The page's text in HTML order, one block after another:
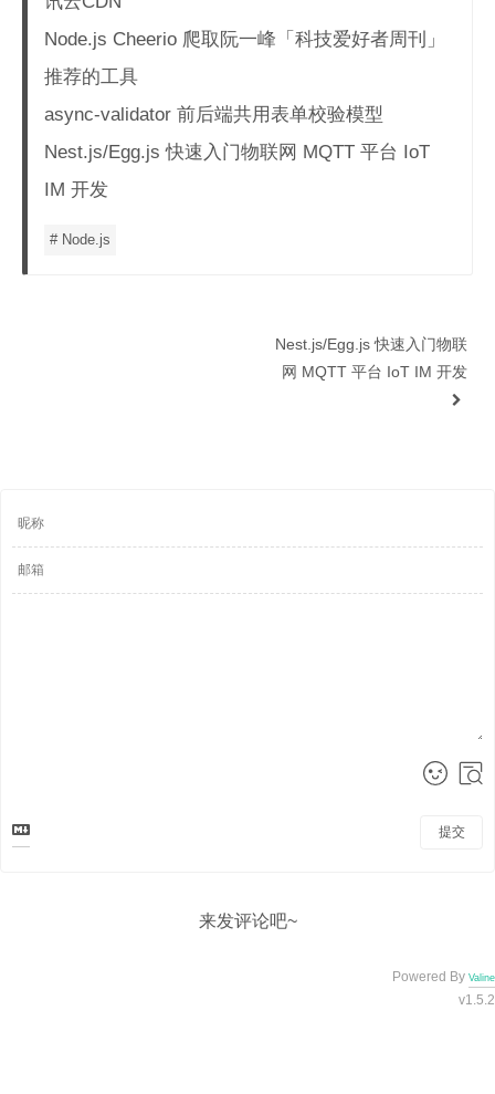
Node.js Cheerio 爬取阮一峰「科技爱好者周刊」
推荐的工具
async-validator 前后端共用表单校验模型
Nest.js/Egg.js 快速入门物联网 MQTT 平台 IoT
IM 开发
# Node.js
Nest.js/Egg.js 快速入门物联
网 MQTT 平台 IoT IM 开发
提交
来发评论吧~
Powered By Valine
v1.5.2